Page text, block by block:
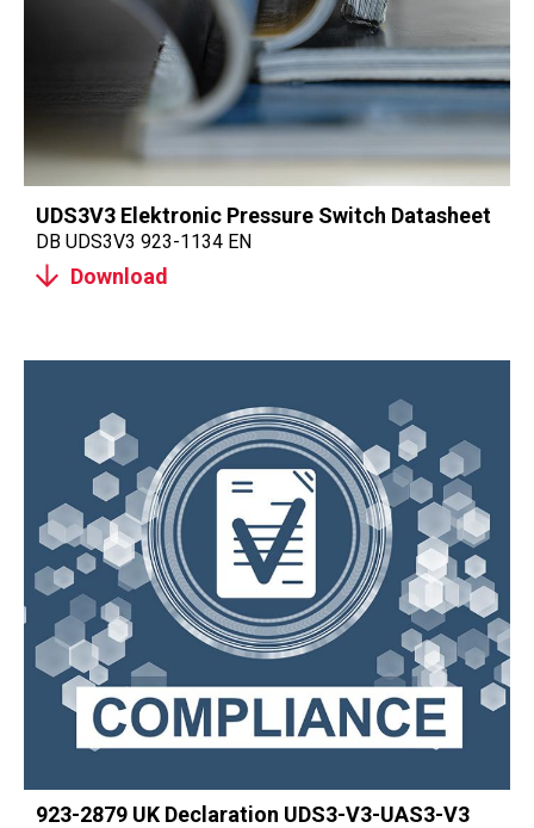
UDS3V3 Elektronic Pressure Switch Datasheet
DB UDS3V3 923-1134 EN
Download
923-2879 UK Declaration UDS3-V3-UAS3-V3